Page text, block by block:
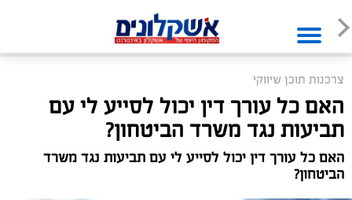
צרכנות תוכן שיווקי
האם כל עורך דין יכול לסייע לי עם
תביעות נגד משרד הביטחון?
האם כל עורך דין יכול לסייע לי עם תביעות נגד משרד
הביטחון?